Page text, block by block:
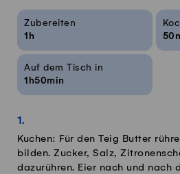
Rezeptinfos
Zubereiten
1h
Auf dem Tisch in
1h50min
Kuchen: Für den Teig Butter
bilden. Zucker, Salz,
dazurühren. Eier nach und nach